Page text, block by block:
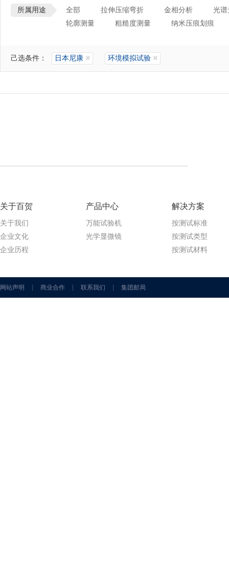
所属用途 全部 拉伸压缩弯折 金相分析
光谱
轮廓测量
粗糙度测量 纳米压痕划痕
己选条件： 日本尼康 环境模拟试验
关于百贺
关于我们
企业文化
企业历程
产品中心
万能试验机
光学显微镜
解决方案
按测试标准
按测试类型
按测试材料
网站声明 商业合作 联系我们 集团邮局